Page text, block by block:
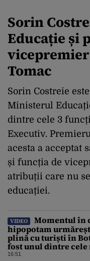
Sorin
Educație și
Tomac
Sorin Costreie
Ministerul
dintre cele 3
Executiv.
acesta a acceptat
și funcția de
atribuții care nu
educației.
VIDEO
Momentul în
hipopotam
plină cu turiști în
fost unul dintre cele
înfricoșătoare
16:51